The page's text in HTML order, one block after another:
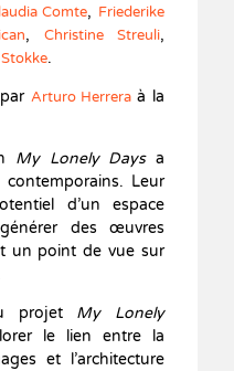
Comte, Friederike
, Christine Streuli,
.
Arturo Herreraà la
My Lonely Daysa
contemporains. Leur
d’un espace
des œuvres
un point de vue sur
projet My Lonely
le lien entre la
et l’architecture